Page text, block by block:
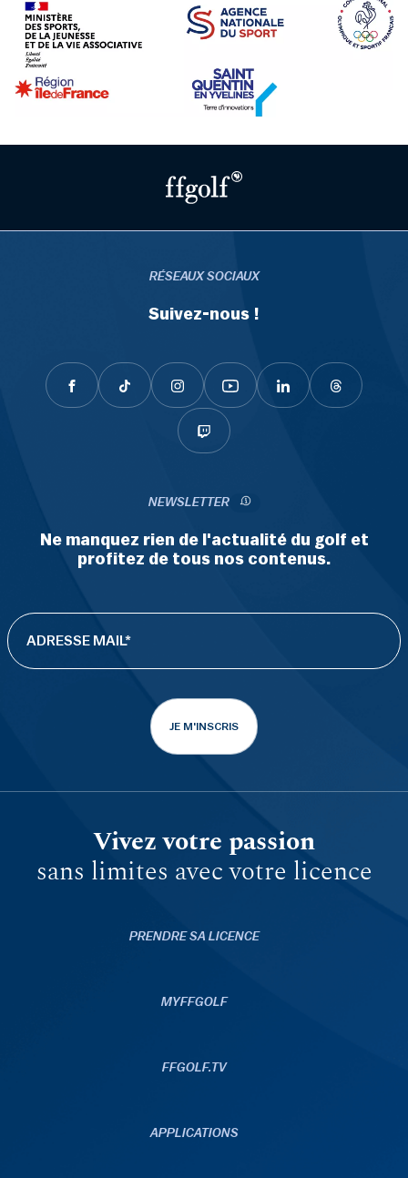
RÉSEAUX SOCIAUX
Suivez-nous !
NEWSLETTER
Ne manquez rien de l'actualité du golf et
profitez de tous nos contenus.
JE M'INSCRIS
Vivez votre passion
sans limites avec votre licence
PRENDRE SA LICENCE
MYFFGOLF
FFGOLF.TV
APPLICATIONS